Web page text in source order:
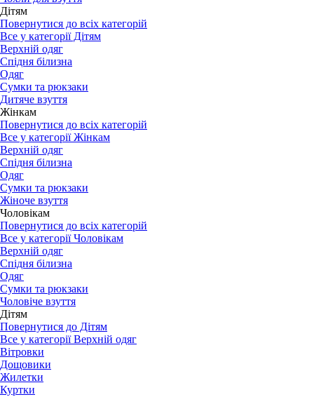
Дітям
Повернутися до всіх категорій
Все у категорії Дітям
Верхній одяг
Спідня білизна
Одяг
Сумки та рюкзаки
Дитяче взуття
Жінкам
Повернутися до всіх категорій
Все у категорії Жінкам
Верхній одяг
Спідня білизна
Одяг
Сумки та рюкзаки
Жіноче взуття
Чоловікам
Повернутися до всіх категорій
Все у категорії Чоловікам
Верхній одяг
Спідня білизна
Одяг
Сумки та рюкзаки
Чоловіче взуття
Дітям
Повернутися до Дітям
Все у категорії Верхній одяг
Вітровки
Дощовики
Жилетки
Куртки